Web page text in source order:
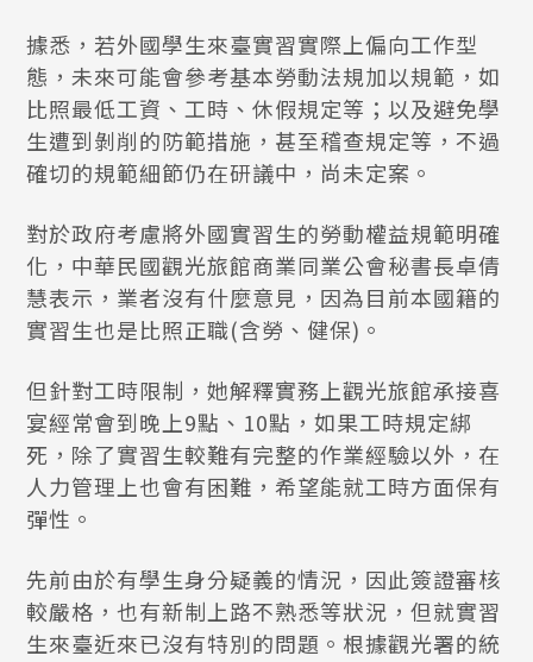
據悉，若外國學生來臺實習實際上偏向工作型
態，未來可能會參考基本勞動法規加以規範，如
比照最低工資、工時、休假規定等；以及避免學
生遭到剝削的防範措施，甚至稽查規定等，不過
確切的規範細節仍在研議中，尚未定案。
對於政府考慮將外國實習生的勞動權益規範明確
化，中華民國觀光旅館商業同業公會秘書長卓倩
慧表示，業者沒有什麼意見，因為目前本國籍的
實習生也是比照正職(含勞、健保)。
但針對工時限制，她解釋實務上觀光旅館承接喜
宴經常會到晚上9點、10點，如果工時規定綁
死，除了實習生較難有完整的作業經驗以外，在
人力管理上也會有困難，希望能就工時方面保有
彈性。
先前由於有學生身分疑義的情況，因此簽證審核
較嚴格，也有新制上路不熟悉等狀況，但就實習
生來臺近來已沒有特別的問題。根據觀光署的統